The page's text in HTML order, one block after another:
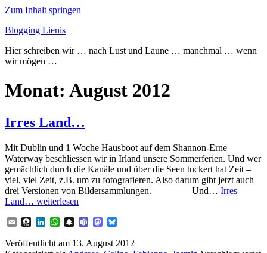
Zum Inhalt springen
Blogging Lienis
Hier schreiben wir … nach Lust und Laune … manchmal … wenn
wir mögen …
Monat: August 2012
Irres Land…
Mit Dublin und 1 Woche Hausboot auf dem Shannon-Erne
Waterway beschliessen wir in Irland unsere Sommerferien. Und wer
gemächlich durch die Kanäle und über die Seen tuckert hat Zeit –
viel, viel Zeit, z.B. um zu fotografieren. Also darum gibt jetzt auch
drei Versionen von Bildersammlungen. Und… Irres
Land… weiterlesen
EmailThreemaLinkedInWhatsApp
Snapchat
TeamsMastodon
Veröffentlicht am 13. August 2012